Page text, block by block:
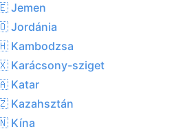
Jemen
Jordánia
Kambodzsa
Karácsony-sziget
Katar
Kazahsztán
Kína